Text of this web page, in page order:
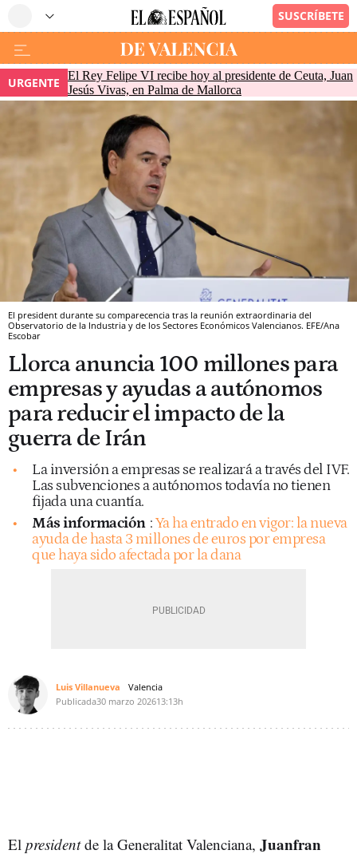
URGENTE
El Rey Felipe VI recibe hoy al presidente de Ceuta, Juan
Jesús Vivas, en Palma de Mallorca
El president durante su comparecencia tras la reunión extraordinaria del
Observatorio de la Industria y de los Sectores Económicos Valencianos. EFE/Ana
Escobar
Llorca anuncia 100 millones para
empresas y ayudas a autónomos
para reducir el impacto de la
guerra de Irán
La inversión a empresas se realizará a través del IVF.
Las subvenciones a autónomos todavía no tienen
fijada una cuantía.
Más información :Ya ha entrado en vigor: la nueva
ayuda de hasta 3 millones de euros por empresa
que haya sido afectada por la dana
Luis Villanueva
Valencia
Publicada30 marzo 202613:13h
El presidentde la Generalitat Valenciana, Juanfran